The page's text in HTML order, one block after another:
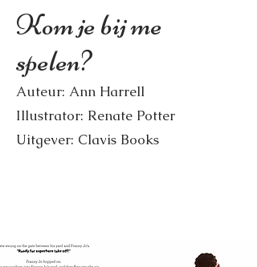
Kom je bij me
spelen?
Auteur: Ann Harrell
Illustrator: Renate Potter
Uitgever: Clavis Books